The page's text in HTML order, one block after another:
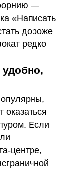
—
«Написать
дороже
редко
удобно,
оказаться
Если
центре,